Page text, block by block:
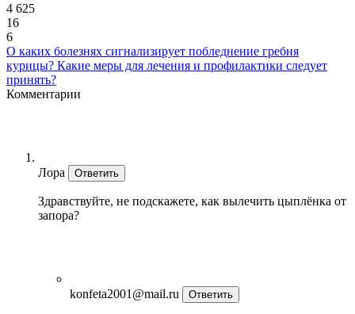
4 625
16
6
О каких болезнях сигнализирует побледнение гребня
курицы? Какие меры для лечения и профилактики следует
принять?
Комментарии
Лора Ответить
Здравствуйте, не подскажете, как вылечить цыплёнка от
запора?
konfeta2001@mail.ru Ответить